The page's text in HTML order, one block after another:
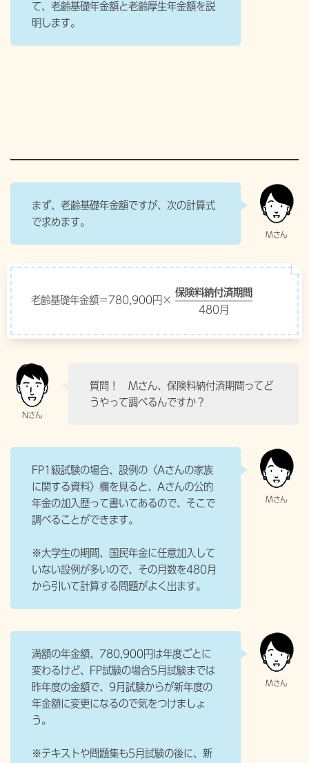
て、老齢基礎年金額と老齢厚生年金額を説
明します。
まず、老齢基礎年金額ですが、次の計算式
で求めます。
老齢基礎年金額＝780,900円×
保険料納付済期間
480月
質問！ Mさん、保険料納付済期間ってど
うやって調べるんですか？
FP1級試験の場合、設例の〈Aさんの家族
に関する資料〉欄を見ると、Aさんの公的
年金の加入歴って書いてあるので、そこで
調べることができます。
※大学生の期間、国民年金に任意加入して
いない設例が多いので、その月数を480月
から引いて計算する問題がよく出ます。
満額の年金額、780,900円は年度ごとに
変わるけど、FP試験の場合5月試験までは
昨年度の金額で、9月試験からが新年度の
年金額に変更になるので気をつけましょ
う。
※テキストや問題集も5月試験の後に、新